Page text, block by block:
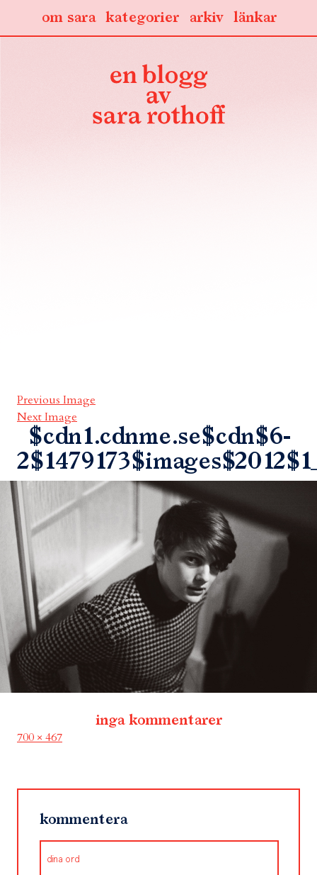
länkar
arkiv
kategorier
om sara
Previous Image
Next Image
$cdn1.cdnme.se$cdn$6-
inga kommentarer
Full
700 × 467
kommentera